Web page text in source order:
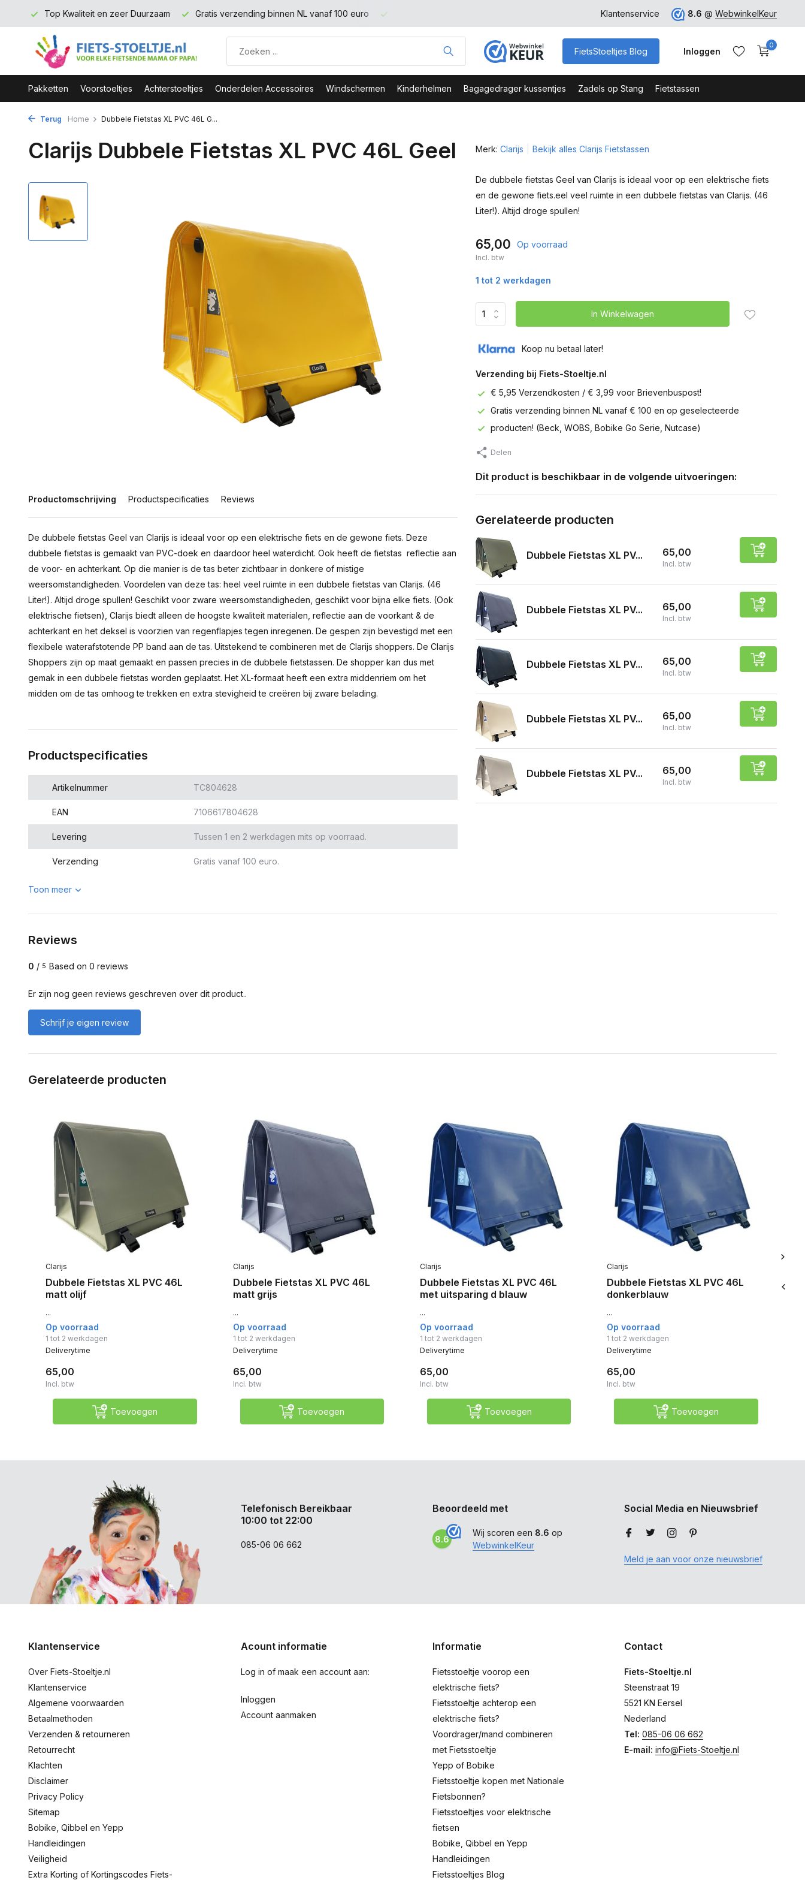
Top Kwaliteit en zeer Duurzaam Gratis verzending binnen NL vanaf 100 euro Klantenservice 8.6 @ WebwinkelKeur
FietsStoeltjes Blog Inloggen
0
Pakketten Voorstoeltjes Achterstoeltjes Onderdelen Accessoires Windschermen Kinderhelmen Bagagedrager kussentjes Zadels op Stang Fietstassen
Terug Home Dubbele Fietstas XL PVC 46L G...
Clarijs Dubbele Fietstas XL PVC 46L Geel
Productomschrijving Productspecificaties Reviews
De dubbele fietstas Geel van Clarijs is ideaal voor op een elektrische fiets en de gewone fiets. Deze
dubbele fietstas is gemaakt van PVC-doek en daardoor heel waterdicht. Ook heeft de fietstas reflectie aan
de voor- en achterkant. Op die manier is de tas beter zichtbaar in donkere of mistige
weersomstandigheden. Voordelen van deze tas: heel veel ruimte in een dubbele fietstas van Clarijs. (46
Liter!). Altijd droge spullen! Geschikt voor zware weersomstandigheden, geschikt voor bijna elke fiets. (Ook
elektrische fietsen), Clarijs biedt alleen de hoogste kwaliteit materialen, reflectie aan de voorkant & de
achterkant en het deksel is voorzien van regenflapjes tegen inregenen. De gespen zijn bevestigd met een
flexibele waterafstotende PP band aan de tas. Uitstekend te combineren met de Clarijs shoppers. De Clarijs
Shoppers zijn op maat gemaakt en passen precies in de dubbele fietstassen. De shopper kan dus met
gemak in een dubbele fietstas worden geplaatst. Het XL-formaat heeft een extra middenriem om het
midden om de tas omhoog te trekken en extra stevigheid te creëren bij zware belading.
Productspecificaties
Artikelnummer TC804628
EAN 7106617804628
Levering Tussen 1 en 2 werkdagen mits op voorraad.
Verzending Gratis vanaf 100 euro.
Toon meer
Merk: Clarijs Bekijk alles Clarijs Fietstassen
De dubbele fietstas Geel van Clarijs is ideaal voor op een elektrische fiets
en de gewone fiets.eel veel ruimte in een dubbele fietstas van Clarijs. (46
Liter!). Altijd droge spullen!
65,00 Op voorraad
Incl. btw
1 tot 2 werkdagen
In Winkelwagen
Koop nu betaal later!
Verzending bij Fiets-Stoeltje.nl
€ 5,95 Verzendkosten / € 3,99 voor Brievenbuspost!
Gratis verzending binnen NL vanaf € 100 en op geselecteerde
producten! (Beck, WOBS, Bobike Go Serie, Nutcase)
Delen
Dit product is beschikbaar in de volgende uitvoeringen:
Gerelateerde producten
Dubbele Fietstas XL PV... 65,00
Incl. btw
Dubbele Fietstas XL PV... 65,00
Incl. btw
Dubbele Fietstas XL PV... 65,00
Incl. btw
Dubbele Fietstas XL PV... 65,00
Incl. btw
Dubbele Fietstas XL PV... 65,00
Incl. btw
Reviews
0 / 5 Based on 0 reviews
Er zijn nog geen reviews geschreven over dit product..
Schrijf je eigen review
Gerelateerde producten
Clarijs
Dubbele Fietstas XL PVC 46L
matt olijf
...
Op voorraad
1 tot 2 werkdagen
Deliverytime
65,00
Incl. btw
Toevoegen
Clarijs
Dubbele Fietstas XL PVC 46L
matt grijs
...
Op voorraad
1 tot 2 werkdagen
Deliverytime
65,00
Incl. btw
Toevoegen
Clarijs
Dubbele Fietstas XL PVC 46L
met uitsparing d blauw
...
Op voorraad
1 tot 2 werkdagen
Deliverytime
65,00
Incl. btw
Toevoegen
Clarijs
Dubbele Fietstas XL PVC 46L
donkerblauw
...
Op voorraad
1 tot 2 werkdagen
Deliverytime
65,00
Incl. btw
Toevoegen
Telefonisch Bereikbaar
10:00 tot 22:00
085-06 06 662
Beoordeeld met
8.6
Wij scoren een 8.6 op
WebwinkelKeur
Social Media en Nieuwsbrief
Meld je aan voor onze nieuwsbrief
Klantenservice
Over Fiets-Stoeltje.nl
Klantenservice
Algemene voorwaarden
Betaalmethoden
Verzenden & retourneren
Retourrecht
Klachten
Disclaimer
Privacy Policy
Sitemap
Bobike, Qibbel en Yepp
Handleidingen
Veiligheid
Extra Korting of Kortingscodes Fiets-
Acount informatie
Log in of maak een account aan:
Inloggen
Account aanmaken
Informatie
Fietsstoeltje voorop een
elektrische fiets?
Fietsstoeltje achterop een
elektrische fiets?
Voordrager/mand combineren
met Fietsstoeltje
Yepp of Bobike
Fietsstoeltje kopen met Nationale
Fietsbonnen?
Fietsstoeltjes voor elektrische
fietsen
Bobike, Qibbel en Yepp
Handleidingen
Fietsstoeltjes Blog
Contact
Fiets-Stoeltje.nl
Steenstraat 19
5521 KN Eersel
Nederland
Tel: 085-06 06 662
E-mail: info@Fiets-Stoeltje.nl